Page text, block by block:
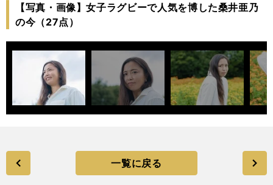
【写真・画像】女子ラグビーで人気を博した桑井亜乃
の今（27点）
一覧に戻る